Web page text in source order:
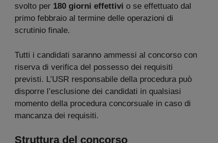
svolto per 180 giorni effettivi o se effettuato dal
primo febbraio al termine delle operazioni di
scrutinio finale.
Tutti i candidati saranno ammessi al concorso con
riserva di verifica del possesso dei requisiti
previsti. L’USR responsabile della procedura può
disporre l’esclusione dei candidati in qualsiasi
momento della procedura concorsuale in caso di
mancanza dei requisiti.
Struttura del concorso